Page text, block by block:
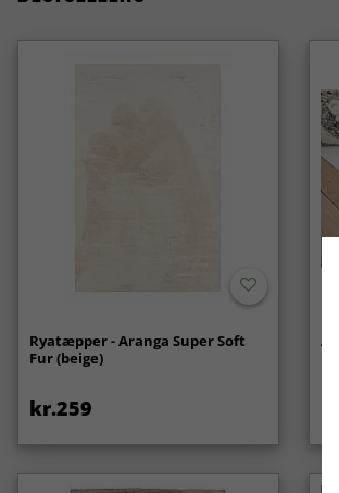
Ryatæpper - Aranga Super Soft
Fur (beige)
kr.259